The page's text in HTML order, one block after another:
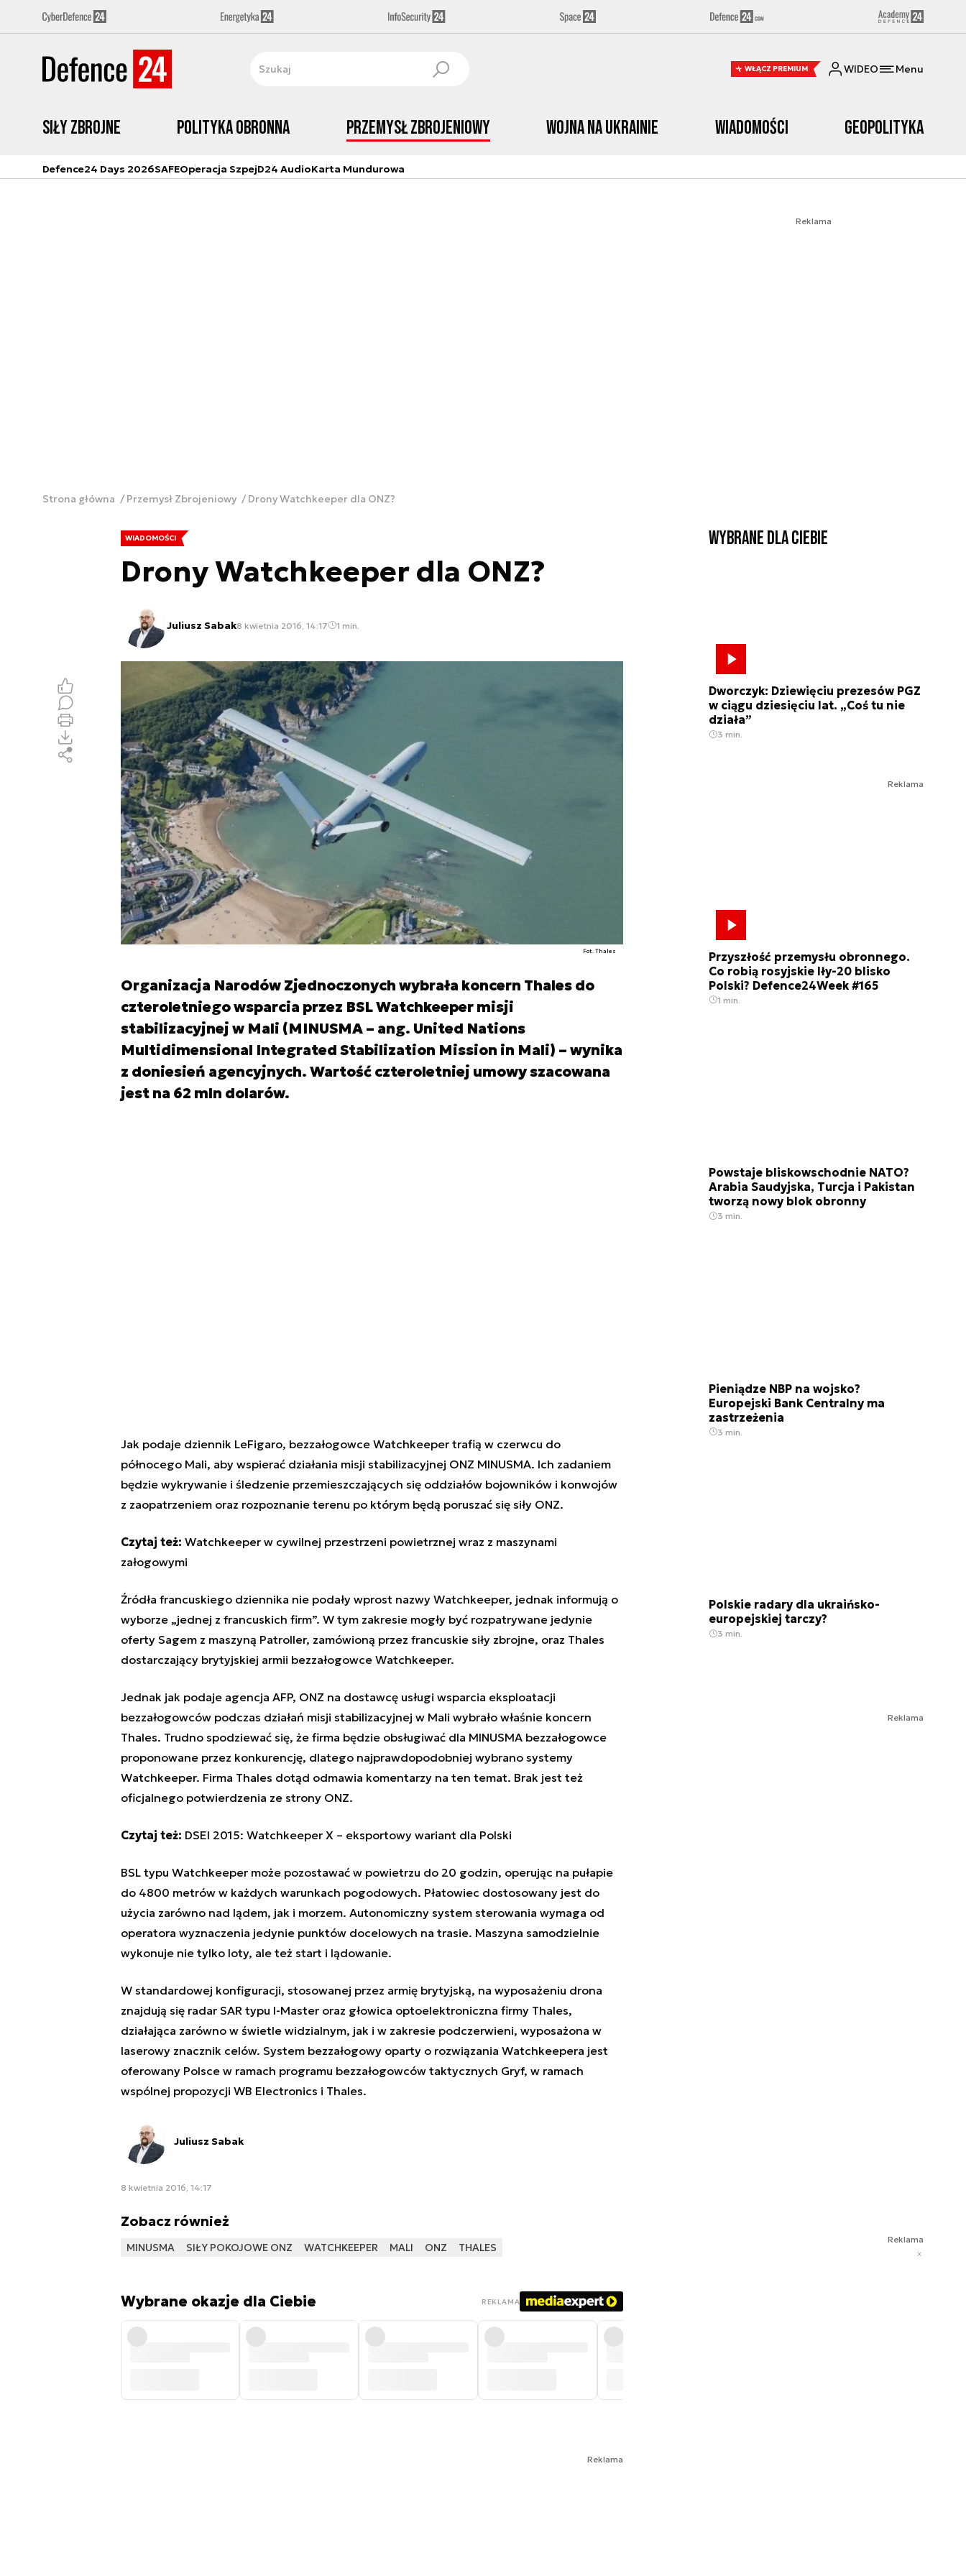
WŁĄCZ PREMIUM WIDEO Menu
Siły zbrojne Polityka obronna Przemysł Zbrojeniowy Wojna na Ukrainie Wiadomości Geopolityka
Defence24 Days 2026SAFEOperacja SzpejD24 AudioKarta Mundurowa
Reklama
Strona główna Przemysł Zbrojeniowy Drony Watchkeeper dla ONZ?
WIADOMOŚCI
Drony Watchkeeper dla ONZ?
Juliusz Sabak8 kwietnia 2016, 14:17 1 min.
Fot. Thales
Organizacja Narodów Zjednoczonych wybrała koncern Thales do
czteroletniego wsparcia przez BSL Watchkeeper misji
stabilizacyjnej w Mali (MINUSMA – ang. United Nations
Multidimensional Integrated Stabilization Mission in Mali) – wynika
z doniesień agencyjnych. Wartość czteroletniej umowy szacowana
jest na 62 mln dolarów.
Jak podaje dziennik LeFigaro, bezzałogowce Watchkeeper trafią w czerwcu do
północego Mali, aby wspierać działania misji stabilizacyjnej ONZ MINUSMA. Ich zadaniem
będzie wykrywanie i śledzenie przemieszczających się oddziałów bojowników i konwojów
z zaopatrzeniem oraz rozpoznanie terenu po którym będą poruszać się siły ONZ.
Czytaj też: Watchkeeper w cywilnej przestrzeni powietrznej wraz z maszynami
załogowymi
Źródła francuskiego dziennika nie podały wprost nazwy Watchkeeper, jednak informują o
wyborze „jednej z francuskich firm”. W tym zakresie mogły być rozpatrywane jedynie
oferty Sagem z maszyną Patroller, zamówioną przez francuskie siły zbrojne, oraz Thales
dostarczający brytyjskiej armii bezzałogowce Watchkeeper.
Jednak jak podaje agencja AFP, ONZ na dostawcę usługi wsparcia eksploatacji
bezzałogowców podczas działań misji stabilizacyjnej w Mali wybrało właśnie koncern
Thales. Trudno spodziewać się, że firma będzie obsługiwać dla MINUSMA bezzałogowce
proponowane przez konkurencję, dlatego najprawdopodobniej wybrano systemy
Watchkeeper. Firma Thales dotąd odmawia komentarzy na ten temat. Brak jest też
oficjalnego potwierdzenia ze strony ONZ.
Czytaj też: DSEI 2015: Watchkeeper X – eksportowy wariant dla Polski
BSL typu Watchkeeper może pozostawać w powietrzu do 20 godzin, operując na pułapie
do 4800 metrów w każdych warunkach pogodowych. Płatowiec dostosowany jest do
użycia zarówno nad lądem, jak i morzem. Autonomiczny system sterowania wymaga od
operatora wyznaczenia jedynie punktów docelowych na trasie. Maszyna samodzielnie
wykonuje nie tylko loty, ale też start i lądowanie.
W standardowej konfiguracji, stosowanej przez armię brytyjską, na wyposażeniu drona
znajdują się radar SAR typu I-Master oraz głowica optoelektroniczna firmy Thales,
działająca zarówno w świetle widzialnym, jak i w zakresie podczerwieni, wyposażona w
laserowy znacznik celów. System bezzałogowy oparty o rozwiązania Watchkeepera jest
oferowany Polsce w ramach programu bezzałogowców taktycznych Gryf, w ramach
wspólnej propozycji WB Electronics i Thales.
Juliusz Sabak
8 kwietnia 2016, 14:17
Zobacz również
MINUSMA SIŁY POKOJOWE ONZ WATCHKEEPER MALI ONZ THALES
Wybrane okazje dla Ciebie REKLAMA
Reklama
Wybrane dla Ciebie
Dworczyk: Dziewięciu prezesów PGZ
w ciągu dziesięciu lat. „Coś tu nie
działa”
3 min.
Reklama
Przyszłość przemysłu obronnego.
Co robią rosyjskie Iły-20 blisko
Polski? Defence24Week #165
1 min.
Powstaje bliskowschodnie NATO?
Arabia Saudyjska, Turcja i Pakistan
tworzą nowy blok obronny
3 min.
Pieniądze NBP na wojsko?
Europejski Bank Centralny ma
zastrzeżenia
3 min.
Polskie radary dla ukraińsko-
europejskiej tarczy?
3 min.
Reklama
Reklama